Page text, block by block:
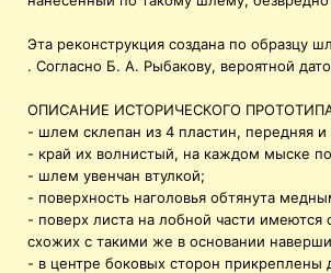
Эта реконструкция создана по образцу
. Согласно Б. А. Рыбакову, вероятной
ОПИСАНИЕ ИСТОРИЧЕСКОГО
- шлем склепан из 4 пластин, передняя
- край их волнистый, на каждом мыске
- шлем увенчан втулкой;
- поверхность наголовья обтянута
- поверх листа на лобной части
схожих с такими же в основании
- в центре боковых сторон